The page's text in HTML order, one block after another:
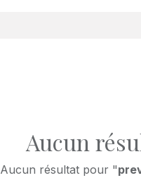
Aucun
Aucun résultat pour "